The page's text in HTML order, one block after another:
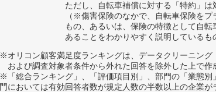
ただし、自転車補償に対する「特約」は
（※傷害保険のなかで、自転車保険をプ
もの、あるいは、保険の特徴として自転
あることをわかりやすく説明しているも
※オリコン顧客満足度ランキングは、データクリーニング
および調査対象者条件から外れた回答を除外した上で作
※「総合ランキング」、「評価項目別」、部門の「業態
門においては有効回答者数が規定人数の半数以上の企業が